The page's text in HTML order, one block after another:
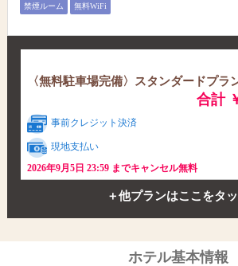
禁煙ルーム 無料WiFi
〈無料駐車場完備〉スタンダードプラ
合計
事前クレジット決済
現地支払い
2026年9月5日 23:59 までキャンセル無料
＋他プランはここをタ
ホテル基本情報